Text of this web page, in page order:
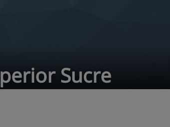
Sucre